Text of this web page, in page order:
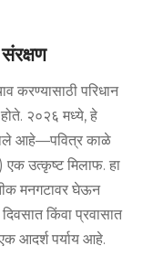
करण्यासाठी परिधान
२०२६ मध्ये, हे
आहे—पवित्र काळे
उत्कृष्ट मिलाफ. हा
मनगटावर घेऊन
किंवा प्रवासात
आदर्श पर्याय आहे.